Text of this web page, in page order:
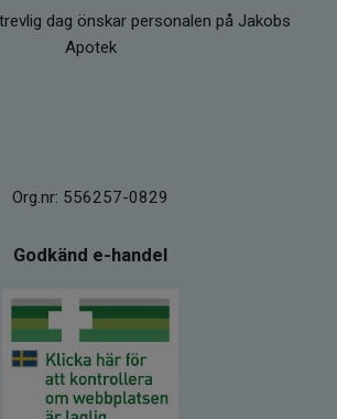
dag önskar personalen på Jakobs
Apotek
Org.nr: 556257-0829
Godkänd e-handel